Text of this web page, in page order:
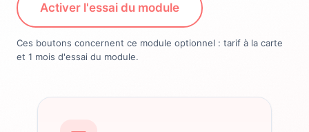
Activer l'essai du module
Ces boutons concernent ce module optionnel : tarif à la carte
et 1 mois d'essai du module.